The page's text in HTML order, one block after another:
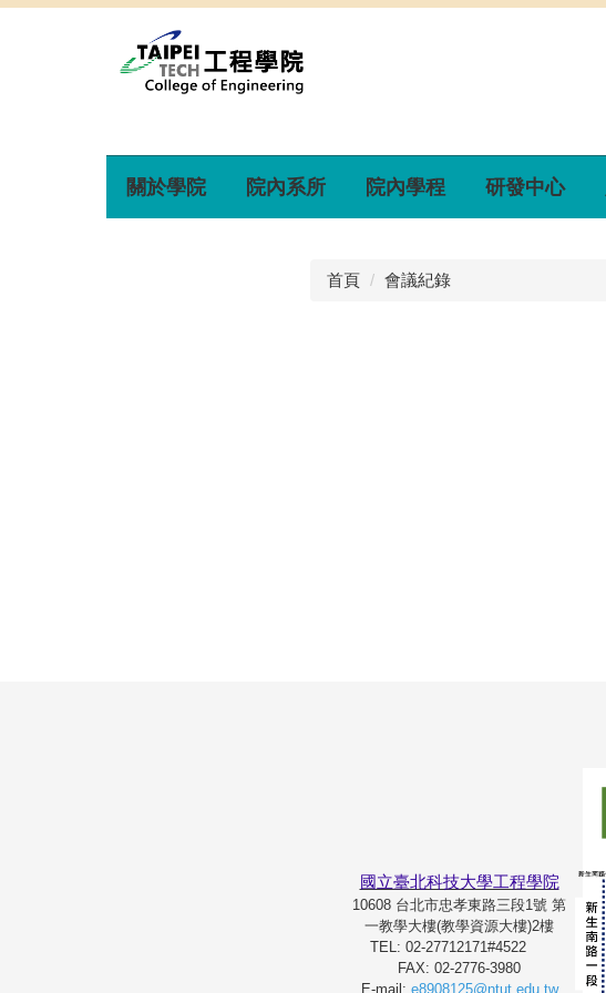
關於學院 院內系所 院內學程 研發中心
首頁 會議紀錄
國立臺北科技大學工程學院
10608 台北市忠孝東路三段1號 第
一教學大樓(教學資源大樓)2樓
TEL: 02-27712171#4522
FAX: 02-2776-3980
E-mail: e8908125@ntut.edu.tw